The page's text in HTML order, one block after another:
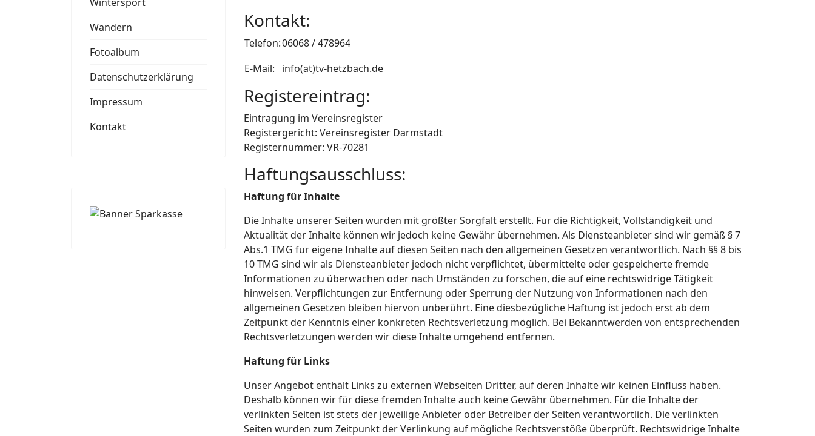
Wandern
Fotoalbum
Datenschutzerklärung
Impressum
Kontakt
Kontakt:
Telefon:06068 / 478964
E-Mail:
info(at)tv-hetzbach.de
Registereintrag:
Eintragung im Vereinsregister
Registergericht: Vereinsregister Darmstadt
Registernummer: VR-70281
Haftungsausschluss:
Haftung für Inhalte
Die Inhalte unserer Seiten wurden mit größter Sorgfalt erstellt. Für die Richtigkeit, Vollständigkeit und
Aktualität der Inhalte können wir jedoch keine Gewähr übernehmen. Als Diensteanbieter sind wir gemäß § 7
Abs.1 TMG für eigene Inhalte auf diesen Seiten nach den allgemeinen Gesetzen verantwortlich. Nach §§ 8 bis
10 TMG sind wir als Diensteanbieter jedoch nicht verpflichtet, übermittelte oder gespeicherte fremde
Informationen zu überwachen oder nach Umständen zu forschen, die auf eine rechtswidrige Tätigkeit
hinweisen. Verpflichtungen zur Entfernung oder Sperrung der Nutzung von Informationen nach den
allgemeinen Gesetzen bleiben hiervon unberührt. Eine diesbezügliche Haftung ist jedoch erst ab dem
Zeitpunkt der Kenntnis einer konkreten Rechtsverletzung möglich. Bei Bekanntwerden von entsprechenden
Rechtsverletzungen werden wir diese Inhalte umgehend entfernen.
Haftung für Links
Unser Angebot enthält Links zu externen Webseiten Dritter, auf deren Inhalte wir keinen Einfluss haben.
Deshalb können wir für diese fremden Inhalte auch keine Gewähr übernehmen. Für die Inhalte der
verlinkten Seiten ist stets der jeweilige Anbieter oder Betreiber der Seiten verantwortlich. Die verlinkten
Seiten wurden zum Zeitpunkt der Verlinkung auf mögliche Rechtsverstöße überprüft. Rechtswidrige Inhalte